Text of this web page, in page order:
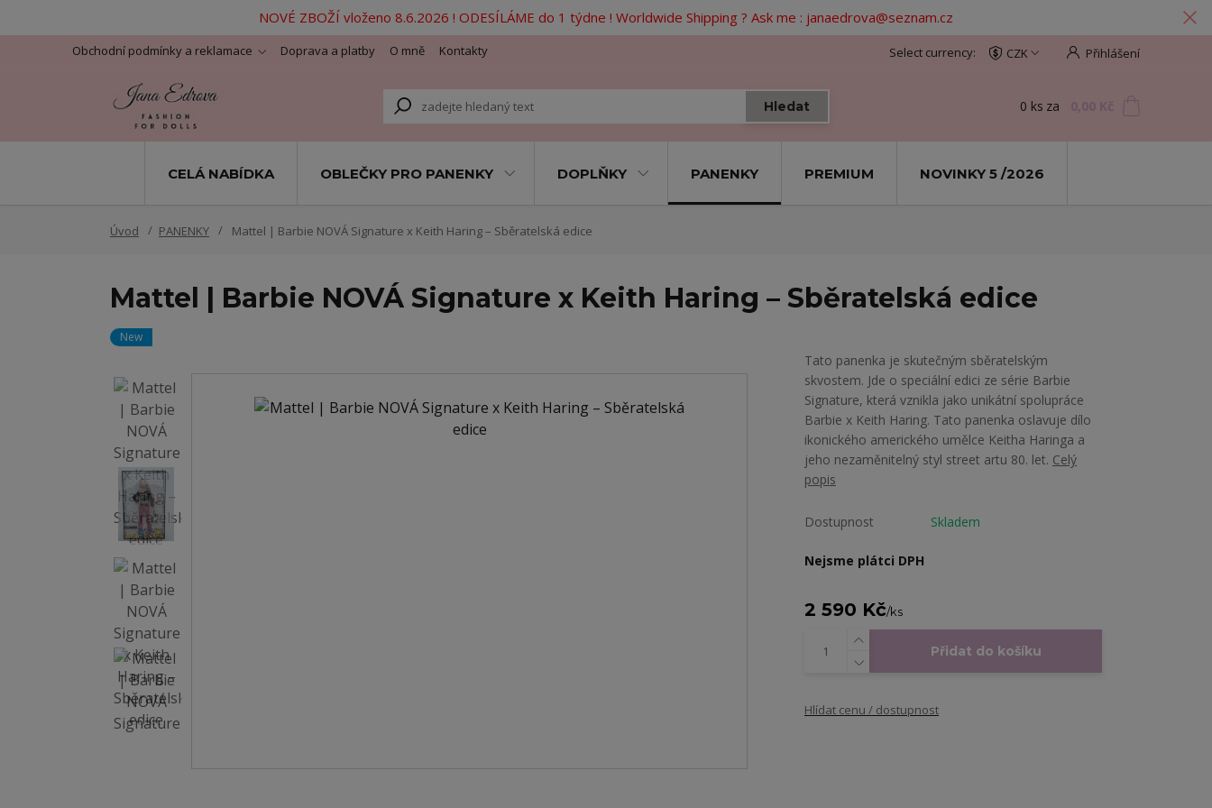
NOVÉ ZBOŽÍ vloženo 8.6.2026 ! ODESÍLÁME do 1 týdne ! Worldwide Shipping ? Ask me : janaedrova@seznam.cz
Obchodní podmínky a reklamace Doprava a platby O mně Kontakty CZK Přihlášení
Hledat 0 ks za
CELÁ NABÍDKA OBLEČKY PRO PANENKY DOPLŇKY PANENKY PREMIUM NOVINKY 5 /2026
Úvod PANENKY Mattel | Barbie NOVÁ Signature x Keith Haring – Sběratelská edice
Mattel | Barbie NOVÁ Signature x Keith Haring – Sběratelská edice
New
Tato panenka je skutečným sběratelským
skvostem. Jde o speciální edici ze série Barbie
Signature, která vznikla jako unikátní spolupráce
Barbie x Keith Haring. Tato panenka oslavuje dílo
ikonického amerického umělce Keitha Haringa a
jeho nezaměnitelný styl street artu 80. let. Celý
popis
Dostupnost Skladem
Nejsme plátci DPH
2 590 Kč/ks
Přidat do košíku
Hlídat cenu / dostupnost